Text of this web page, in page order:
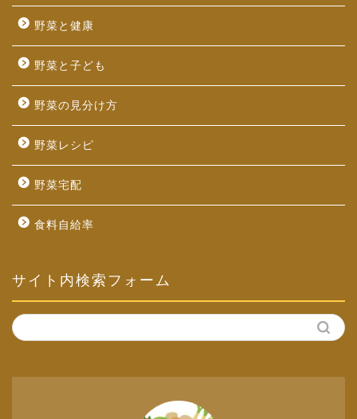
野菜と健康
野菜と子ども
野菜の見分け方
野菜レシピ
野菜宅配
食料自給率
サイト内検索フォーム